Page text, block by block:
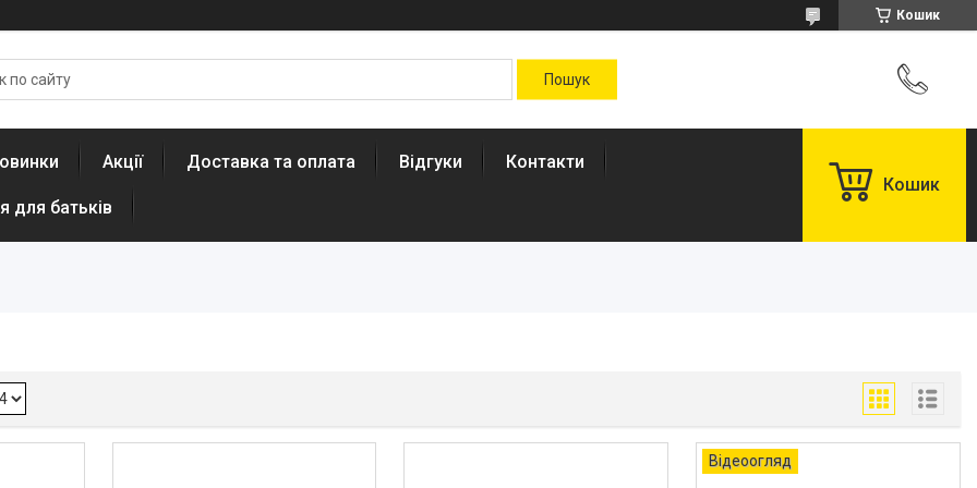
Кошик
Акції Доставка та оплата Відгуки Контакти
для батьків
Кошик
Відеоогляд